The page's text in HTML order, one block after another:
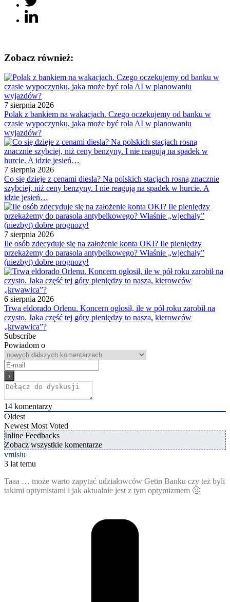
Zobacz również:
7 sierpnia 2026
Polak z bankiem na wakacjach. Czego oczekujemy od banku w
czasie wypoczynku, jaka może być rola AI w planowaniu
wyjazdów?
7 sierpnia 2026
Co się dzieje z cenami diesla? Na polskich stacjach rosną znacznie
szybciej, niż ceny benzyny. I nie reagują na spadek w hurcie. A
idzie jesień…
7 sierpnia 2026
Ile osób zdecyduje się na założenie konta OKI? Ile pieniędzy
przekażemy do parasola antybelkowego? Właśnie „wjechały”
(niezbyt) dobre prognozy!
6 sierpnia 2026
Trwa eldorado Orlenu. Koncern ogłosił, ile w pół roku zarobił na
czysto. Jaka część tej góry pieniędzy to nasza, kierowców
„krwawica”?
Subscribe
Powiadom o
14 komentarzy
Oldest
Newest Most Voted
Inline Feedbacks
Zobacz wszystkie komentarze
vmisiu
3 lat temu
Taaa … może warto zapytać udziałowców Getin Banku czy też byli
takimi optymistami i jak aktualnie jest z tym optymizmem 🙂